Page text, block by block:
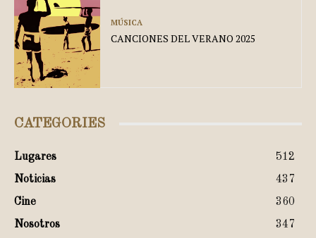
MÚSICA
CANCIONES DEL VERANO 2025
CATEGORIES
Lugares
512
Noticias
437
Cine
360
Nosotros
347